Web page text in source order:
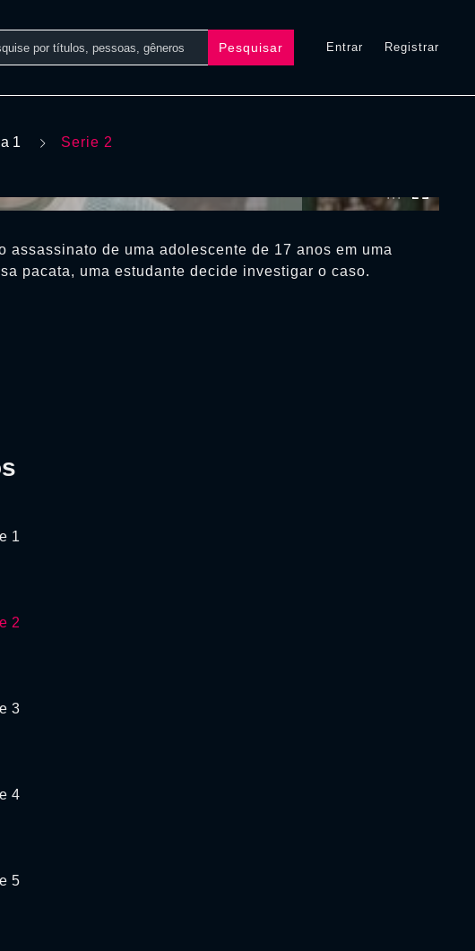
Pesquisar Entrar Registrar
1 Serie 2
assassinato de uma adolescente de 17 anos em uma
pacata, uma estudante decide investigar o caso.
1
2
3
4
5